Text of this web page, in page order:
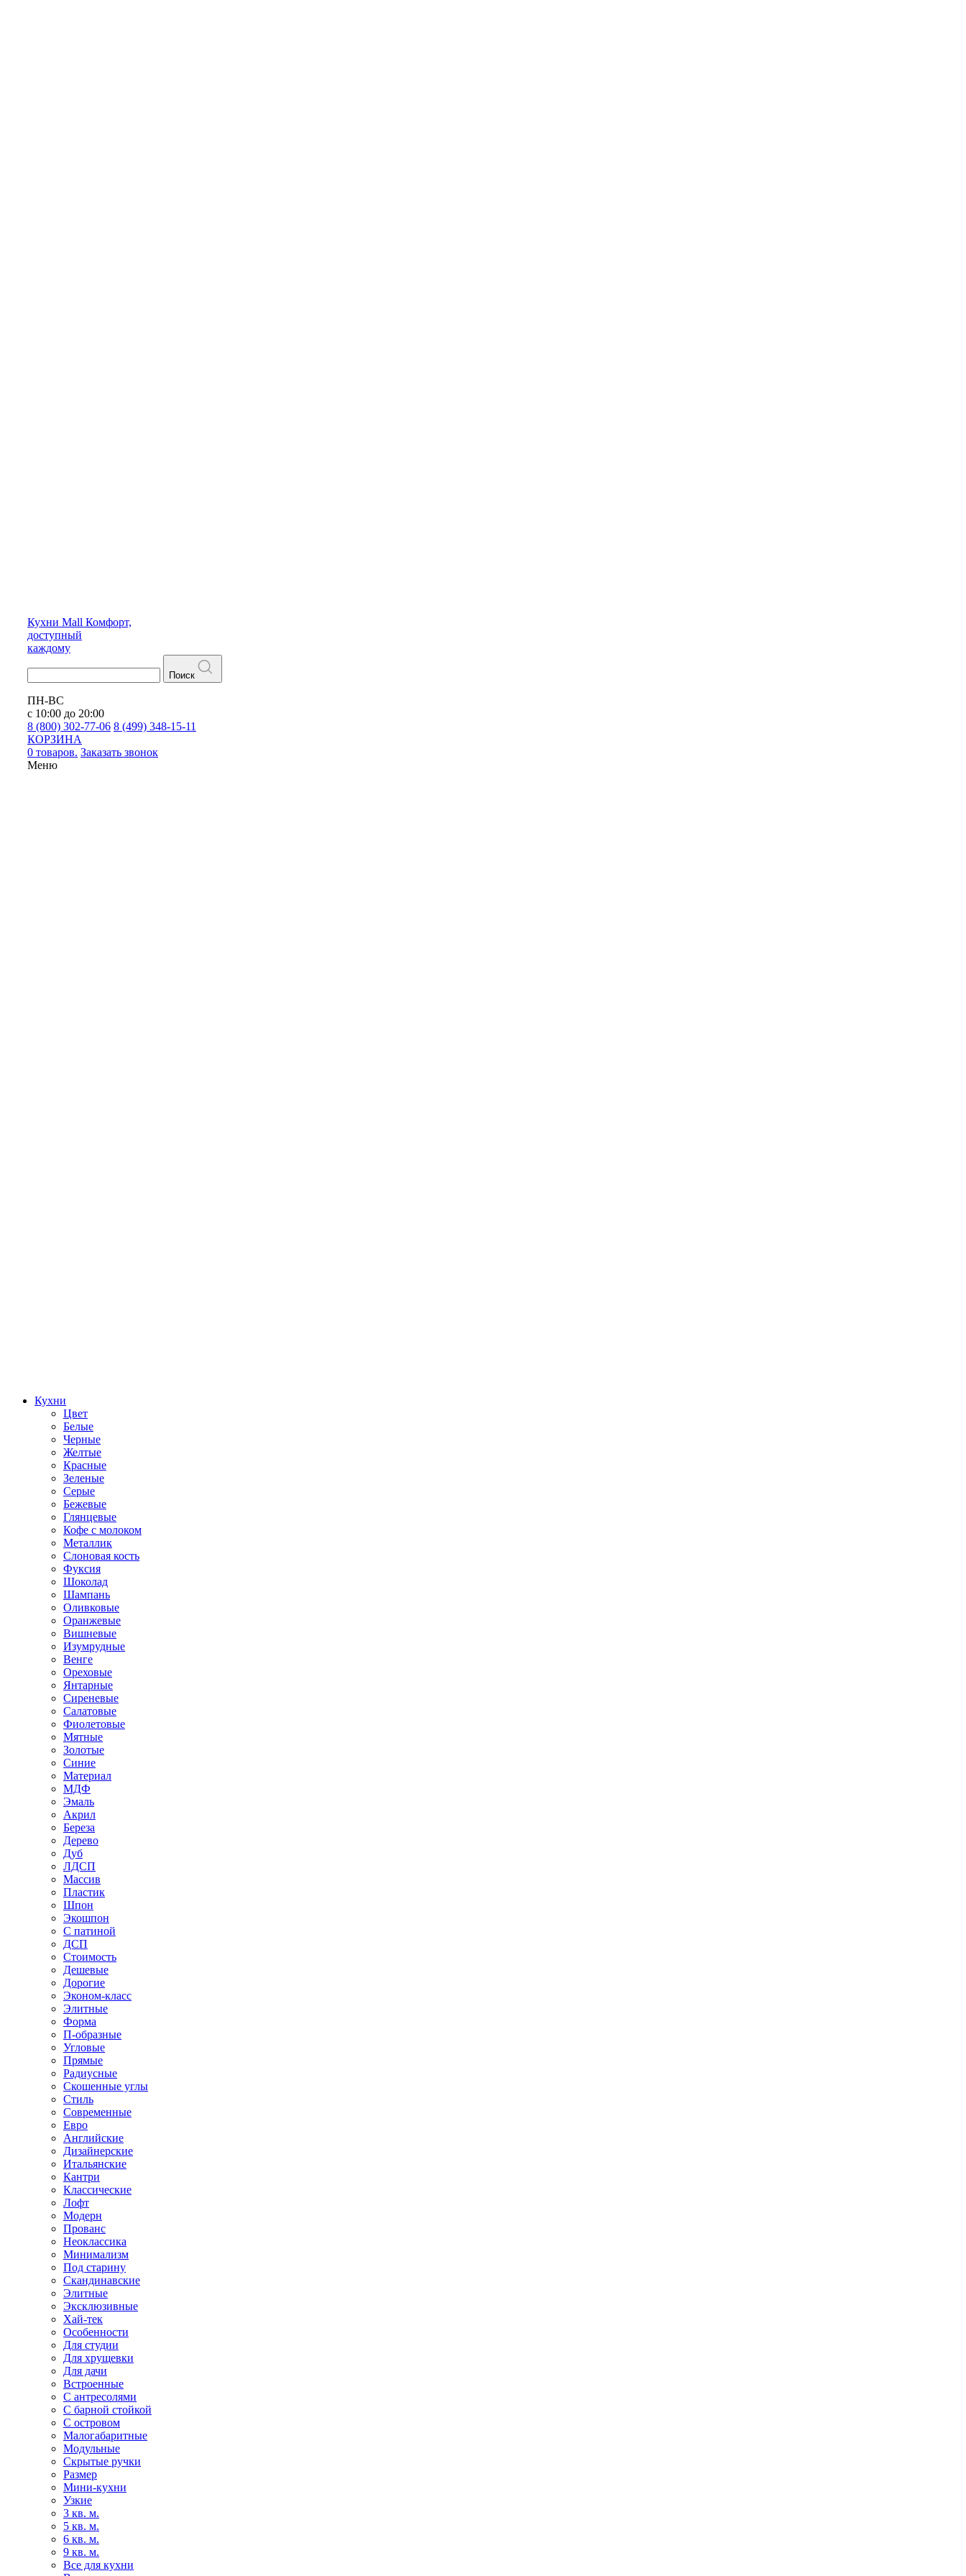
Кухни Mall Комфорт,
доступный
каждому
Поиск
ПН-ВС
с 10:00 до 20:00
8 (800) 302-77-06 8 (499) 348-15-11
КОРЗИНА
0 товаров. Заказать звонок
Меню
Кухни
Цвет
Белые
Черные
Желтые
Красные
Зеленые
Серые
Бежевые
Глянцевые
Кофе с молоком
Металлик
Слоновая кость
Фуксия
Шоколад
Шампань
Оливковые
Оранжевые
Вишневые
Изумрудные
Венге
Ореховые
Янтарные
Сиреневые
Салатовые
Фиолетовые
Мятные
Золотые
Синие
Материал
МДФ
Эмаль
Акрил
Береза
Дерево
Дуб
ЛДСП
Массив
Пластик
Шпон
Экошпон
С патиной
ДСП
Стоимость
Дешевые
Дорогие
Эконом-класс
Элитные
Форма
П-образные
Угловые
Прямые
Радиусные
Скошенные углы
Стиль
Современные
Евро
Английские
Дизайнерские
Итальянские
Кантри
Классические
Лофт
Модерн
Прованс
Неоклассика
Минимализм
Под старину
Скандинавские
Элитные
Эксклюзивные
Хай-тек
Особенности
Для студии
Для хрущевки
Для дачи
Встроенные
С антресолями
С барной стойкой
С островом
Малогабаритные
Модульные
Скрытые ручки
Размер
Мини-кухни
Узкие
3 кв. м.
5 кв. м.
6 кв. м.
9 кв. м.
Все для кухни